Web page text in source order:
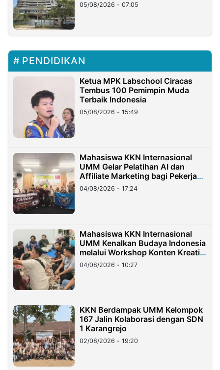
05/08/2026 - 07:05
PENDIDIKAN
Ketua MPK Labschool Ciracas
Tembus 100 Pemimpin Muda
Terbaik Indonesia
05/08/2026 - 15:49
Mahasiswa KKN Internasional
UMM Gelar Pelatihan AI dan
Affiliate Marketing bagi Pekerja
Migran Indonesia di Taiwan
04/08/2026 - 17:24
Mahasiswa KKN Internasional
UMM Kenalkan Budaya Indonesia
melalui Workshop Konten Kreatif
di Taiwan
04/08/2026 - 10:27
KKN Berdampak UMM Kelompok
167 Jalin Kolaborasi dengan SDN
1 Karangrejo
02/08/2026 - 19:20